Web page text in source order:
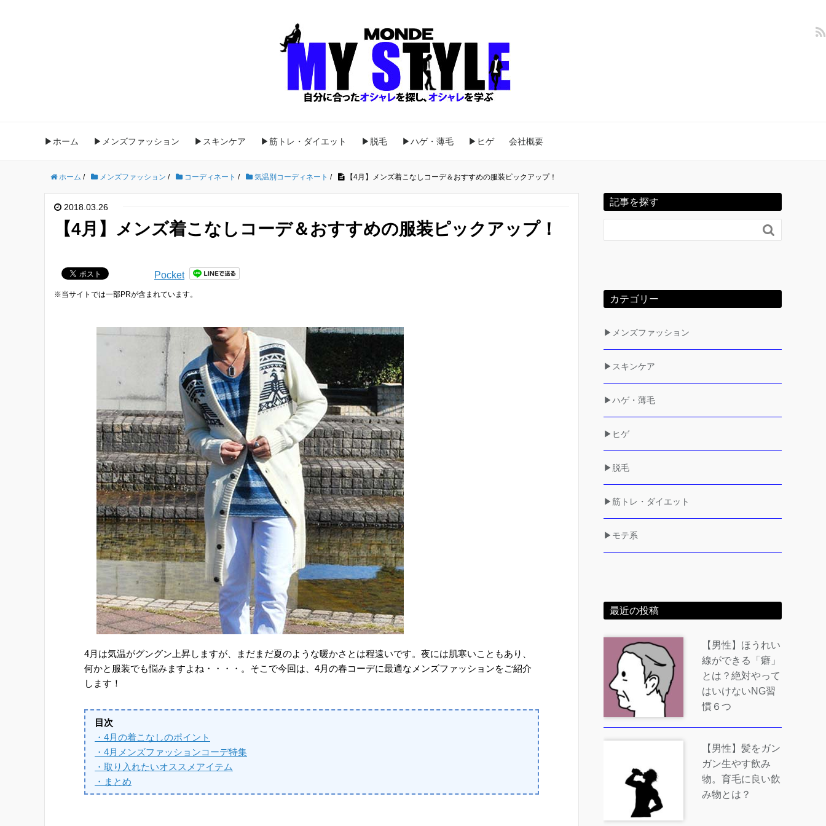
▶ホーム ▶メンズファッション ▶スキンケア ▶筋トレ・ダイエット ▶脱毛 ▶ハゲ・薄毛 ▶ヒゲ 会社概要
ホーム / メンズファッション / コーディネート / 気温別コーディネート / 【4月】メンズ着こなしコーデ＆おすすめの服装ピックアップ！
2018.03.26
【4月】メンズ着こなしコーデ＆おすすめの服装ピックアップ！
Pocket
※当サイトでは一部PRが含まれています。
4月は気温がグングン上昇しますが、まだまだ夏のような暖かさとは程遠いです。夜には肌寒いこともあり、
何かと服装でも悩みますよね・・・・。そこで今回は、4月の春コーデに最適なメンズファッションをご紹介
します！
目次
・4月の着こなしのポイント
・4月メンズファッションコーデ特集
・取り入れたいオススメアイテム
・まとめ
記事を探す

カテゴリー
▶メンズファッション
▶スキンケア
▶ハゲ・薄毛
▶ヒゲ
▶脱毛
▶筋トレ・ダイエット
▶モテ系
最近の投稿
【男性】ほうれい
線ができる「癖」
とは？絶対やって
はいけないNG習
慣６つ
【男性】髪をガン
ガン生やす飲み
物。育毛に良い飲
み物とは？